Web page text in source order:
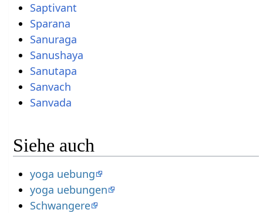
Saptivant
Sparana
Sanuraga
Sanushaya
Sanutapa
Sanvach
Sanvada
Siehe auch
yoga uebung
yoga uebungen
Schwangere